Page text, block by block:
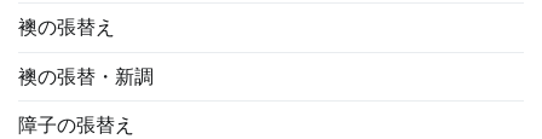
襖の張替え
襖の張替・新調
障子の張替え